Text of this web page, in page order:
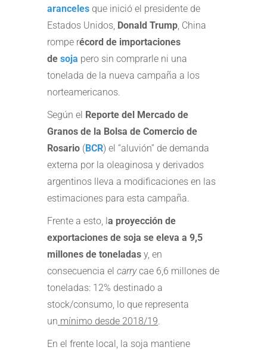
aranceles que inició el presidente de
Estados Unidos, Donald Trump, China
rompe récord de importaciones
de soja pero sin comprarle ni una
tonelada de la nueva campaña a los
norteamericanos.
Según el Reporte del Mercado de
Granos de la Bolsa de Comercio de
Rosario (BCR) el “aluvión” de demanda
externa por la oleaginosa y derivados
argentinos lleva a modificaciones en las
estimaciones para esta campaña.
Frente a esto, la proyección de
exportaciones de soja se eleva a 9,5
millones de toneladas y, en
consecuencia el carrycae 6,6 millones de
toneladas: 12% destinado a
stock/consumo, lo que representa
un mínimo desde 2018/19.
En el frente local, la soja mantiene